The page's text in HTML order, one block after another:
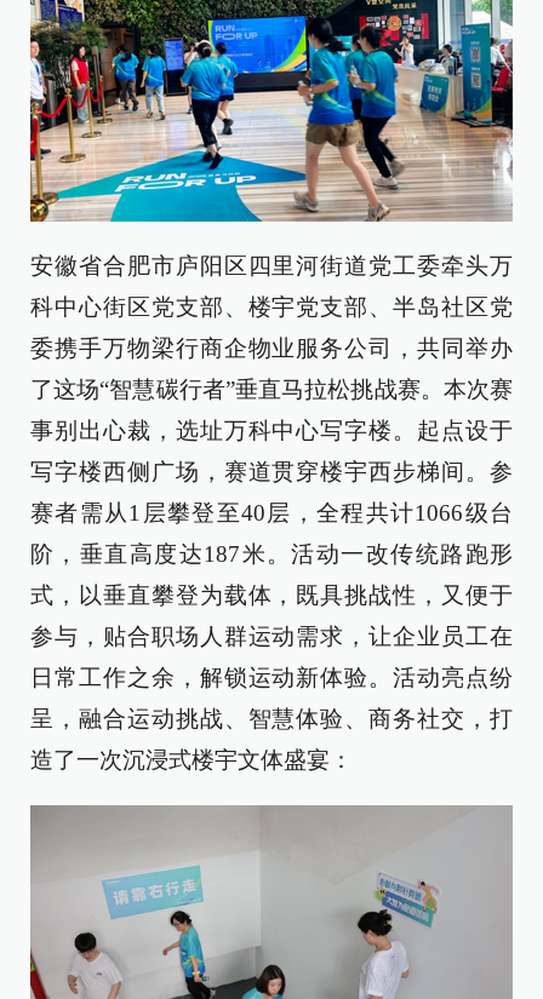
安徽省合肥市庐阳区四里河街道党工委牵头万
科中心街区党支部、楼宇党支部、半岛社区党
委携手万物梁行商企物业服务公司，共同举办
了这场“智慧碳行者”垂直马拉松挑战赛。本次赛
事别出心裁，选址万科中心写字楼。起点设于
写字楼西侧广场，赛道贯穿楼宇西步梯间。参
赛者需从1层攀登至40层，全程共计1066级台
阶，垂直高度达187米。活动一改传统路跑形
式，以垂直攀登为载体，既具挑战性，又便于
参与，贴合职场人群运动需求，让企业员工在
日常工作之余，解锁运动新体验。活动亮点纷
呈，融合运动挑战、智慧体验、商务社交，打
造了一次沉浸式楼宇文体盛宴：